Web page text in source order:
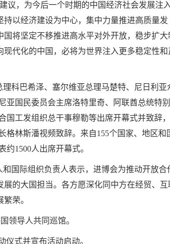
，为今后一个时期的中国经济社会发展注
以经济建设为中心，集中力量推进高质量发
将坚定不移推进高水平对外开放，稳步扩大
代化的中国，必将为世界注入更多稳定性和
巴希泽、塞尔维亚总理马楚特、尼日利亚
亚国民委员会主席洛特里奇、阿联酋总统特
国工发组织总干事穆勒等出席开幕式并致辞
格林斯潘视频致辞。来自155个国家、地区和
约1500人出席开幕式。
际组织负责人表示，进博会为推动开放合
的大国担当。各方愿深化同中方在经贸、互
荣。
导人共同巡馆。
式并宣布活动启动。